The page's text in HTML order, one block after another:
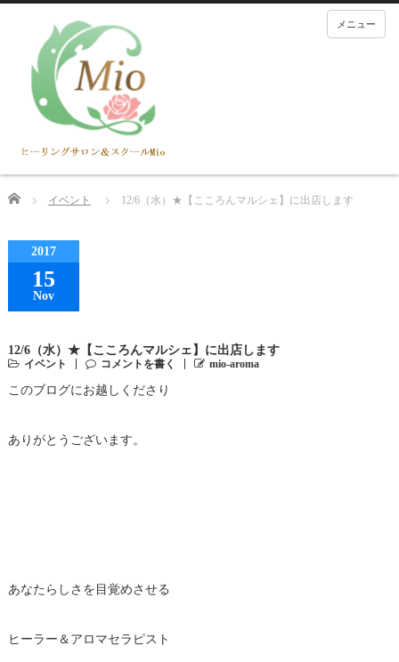
メニュー
Home イベント 12/6（水）★【こころんマルシェ】に出店します
2017
15
Nov
12/6（水）★【こころんマルシェ】に出店します
イベント コメントを書く mio-aroma
このブログにお越しくださり
ありがとうございます。
あなたらしさを目覚めさせる
ヒーラー＆アロマセラピスト